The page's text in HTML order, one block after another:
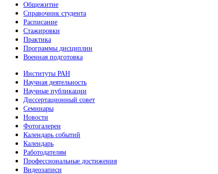
Общежитие
Справочник студента
Расписание
Стажировки
Практика
Программы дисциплин
Военная подготовка
Институты РАН
Научная деятельность
Научные публикации
Диссертационный совет
Семинары
Новости
Фотогалереи
Календарь событий
Календарь
Работодателям
Профессиональные достижения
Видеозаписи